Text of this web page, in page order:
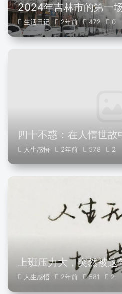
2024年吉林市的第一
生活日记 2年前 472 0
四十不惑：在人情世
人生感悟 2年前 578 2
上班压力大，突然被这
人生感悟 2年前 581 2